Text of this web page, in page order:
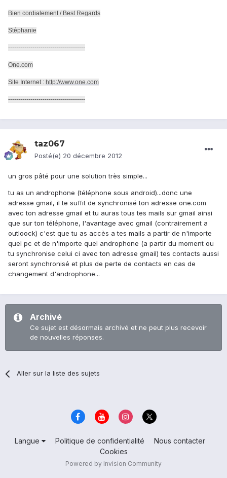
Bien cordialement / Best Regards
Stéphanie
--------------------------------------
One.com
Site Internet : http://www.one.com
--------------------------------------
taz067
Posté(e) 20 décembre 2012
un gros pâté pour une solution très simple...
tu as un androphone (téléphone sous android)...donc une
adresse gmail, il te suffit de synchronisé ton adresse one.com
avec ton adresse gmail et tu auras tous tes mails sur gmail ainsi
que sur ton téléphone, l'avantage avec gmail (contrairement a
outloock) c'est que tu as accès a tes mails a partir de n'importe
quel pc et de n'importe quel androphone (a partir du moment ou
tu synchronise celui ci avec ton adresse gmail) tes contacts aussi
seront synchronisé et plus de perte de contacts en cas de
changement d'androphone...
Archivé
Ce sujet est désormais archivé et ne peut plus recevoir
de nouvelles réponses.
Aller sur la liste des sujets
Langue Politique de confidentialité
Nous contacter
Cookies
Powered by Invision Community